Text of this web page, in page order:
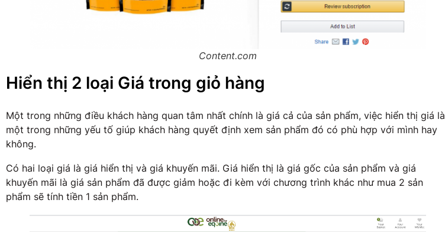
Content.com
Hiển thị 2 loại Giá trong giỏ hàng
Một trong những điều khách hàng quan tâm nhất chính là giá cả của sản phẩm, việc hiển thị giá là
một trong những yếu tố giúp khách hàng quyết định xem sản phẩm đó có phù hợp với mình hay
không.
Có hai loại giá là giá hiển thị và giá khuyến mãi. Giá hiển thị là giá gốc của sản phẩm và giá
khuyến mãi là giá sản phẩm đã được giảm hoặc đi kèm với chương trình khác như mua 2 sản
phẩm sẽ tính tiền 1 sản phẩm.